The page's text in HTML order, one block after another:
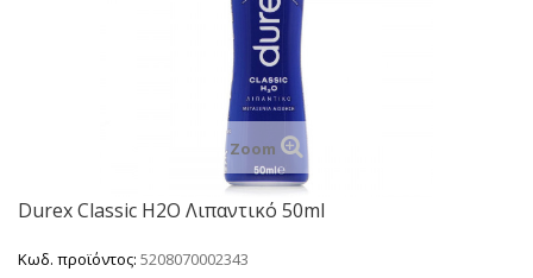
Zoom
Durex Classic H2O Λιπαντικό 50ml
Κωδ. προϊόντος: 5208070002343